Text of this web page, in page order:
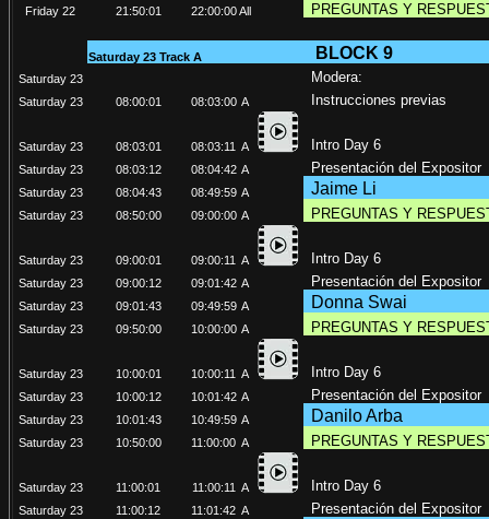
Friday 22 21:50:01 22:00:00All PREGUNTAS Y
Saturday 23 Track A BLOCK 9
Saturday 23 Modera:
Saturday 23 08:00:01 08:03:00 A Instrucciones previas
Saturday 23 08:03:01 08:03:11 A Intro Day 6
Saturday 23 08:03:12 08:04:42 A Presentación del Expositor
Saturday 23 08:04:43 08:49:59 A Jaime Li
Saturday 23 08:50:00 09:00:00 A PREGUNTAS Y
Saturday 23 09:00:01 09:00:11 A Intro Day 6
Saturday 23 09:00:12 09:01:42 A Presentación del Expositor
Saturday 23 09:01:43 09:49:59 A Donna Swai
Saturday 23 09:50:00 10:00:00 A PREGUNTAS Y
Saturday 23 10:00:01 10:00:11 A Intro Day 6
Saturday 23 10:00:12 10:01:42 A Presentación del Expositor
Saturday 23 10:01:43 10:49:59 A Danilo Arba
Saturday 23 10:50:00 11:00:00 A PREGUNTAS Y
Saturday 23 11:00:01 11:00:11 A Intro Day 6
Saturday 23 11:00:12 11:01:42 A Presentación del Expositor